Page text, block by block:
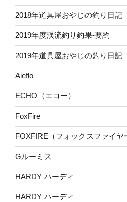
2018年道具屋おやじの釣り日記
2019年度渓流釣り釣果-要約
2019年道具屋おやじの釣り日記
Aieflo
ECHO（エコー）
FoxFire
FOXFIRE（フォックスファイヤ
Gルーミス
HARDY ハーディ
HARDY ハーディ